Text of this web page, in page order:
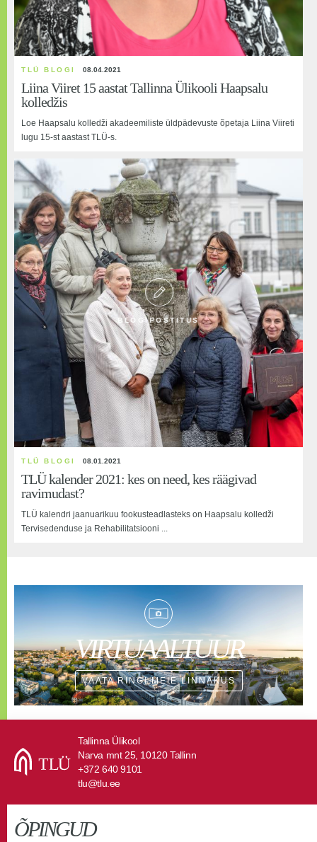
TLÜ BLOGI 08.04.2021
Liina Viiret 15 aastat Tallinna Ülikooli Haapsalu
kolledžis
Loe Haapsalu kolledži akadeemiliste üldpädevuste õpetaja Liina Viireti
lugu 15-st aastast TLÜ-s.
BLOGIPOSTITUS
TLÜ BLOGI 08.01.2021
TLÜ kalender 2021: kes on need, kes räägivad
ravimudast?
TLÜ kalendri jaanuarikuu fookusteadlasteks on Haapsalu kolledži
Tervisedenduse ja Rehabilitatsiooni ...
06.02.2015
Leia endale sobiv eriala Tallinna Ülikooli Haapsalu
Kolledžist
VIDEO
TLÜ Haapsalu Kolledž - Seinamaaling
VIRTUAALTUUR
VAATA RINGI MEIE LINNAKUS
Tallinna Ülikool
Narva mnt 25, 10120 Tallinn
+372 640 9101
tlu@tlu.ee
ÕPINGUD